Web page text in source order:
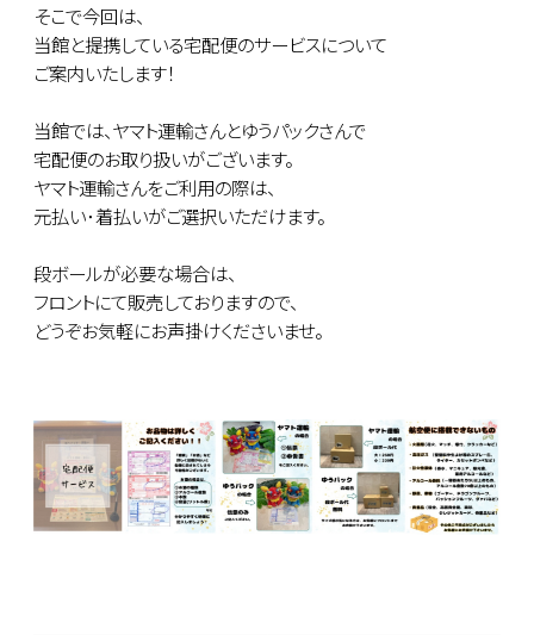
そこで今回は、
当館と提携している宅配便のサービスについて
ご案内いたします！
当館では、ヤマト運輸さんとゆうパックさんで
宅配便のお取り扱いがございます。
ヤマト運輸さんをご利用の際は、
元払い･着払いがご選択いただけます。
段ボールが必要な場合は、
フロントにて販売しておりますので、
どうぞお気軽にお声掛けくださいませ。